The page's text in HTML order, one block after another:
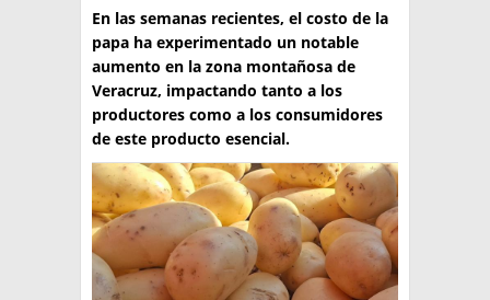
INTERES GENERAL
LA PAPA
RESOLUCIONES Y NORMATIVAS
ENLACES
ARGENPAPA
PUBLICIDAD
QUIENES SOMOS
CONTACTO
BUSCAR NOTICIAS
BUSCAR
En las semanas recientes, el costo de la
papa ha experimentado un notable
aumento en la zona montañosa de
Veracruz, impactando tanto a los
productores como a los consumidores
de este producto esencial.